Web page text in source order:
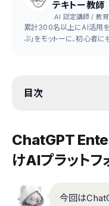
テキトー教師
.AI 認定講師 / 教
累計300名以上にAI活用を
ぶ」をモットーに、初心者に
目次
ChatGPT
けAIプラットフ
今回は